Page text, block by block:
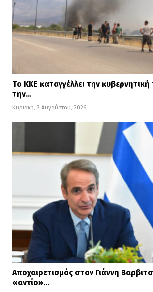
Το ΚΚΕ καταγγέλλει την κυβερνητική
την…
Κυριακή, 2 Αυγούστου, 2026
Αποχαιρετισμός στον Γιάννη
«αντίο»…